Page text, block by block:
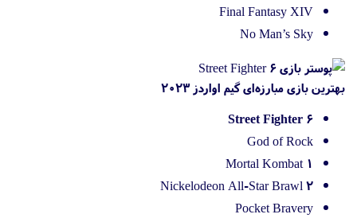
Final Fantasy XIV
No Man’s Sky
بهترین بازی مبارزه‌ای گیم اواردز 2023
Street Fighter 6
God of Rock
Mortal Kombat 1
Nickelodeon All-Star Brawl 2
Pocket Bravery